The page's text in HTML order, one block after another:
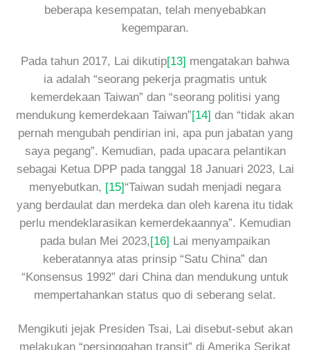
beberapa kesempatan, telah menyebabkan
kegemparan.
Pada tahun 2017, Lai dikutip[13] mengatakan bahwa
ia adalah “seorang pekerja pragmatis untuk
kemerdekaan Taiwan” dan “seorang politisi yang
mendukung kemerdekaan Taiwan”[14] dan “tidak akan
pernah mengubah pendirian ini, apa pun jabatan yang
saya pegang”. Kemudian, pada upacara pelantikan
sebagai Ketua DPP pada tanggal 18 Januari 2023, Lai
menyebutkan, [15]“Taiwan sudah menjadi negara
yang berdaulat dan merdeka dan oleh karena itu tidak
perlu mendeklarasikan kemerdekaannya”. Kemudian
pada bulan Mei 2023,[16] Lai menyampaikan
keberatannya atas prinsip “Satu China” dan
“Konsensus 1992” dari China dan mendukung untuk
mempertahankan status quo di seberang selat.
Mengikuti jejak Presiden Tsai, Lai disebut-sebut akan
melakukan “persinggahan transit” di Amerika Serikat